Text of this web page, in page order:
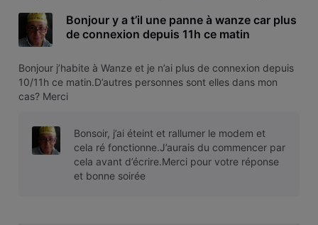
Bonjour y a t’il une panne à wanze car plus
de connexion depuis 11h ce matin
Bonjour j’habite à Wanze et je n’ai plus de connexion depuis
10/11h ce matin.D’autres personnes sont elles dans mon
cas? Merci
Bonsoir, j’ai éteint et rallumer le modem et
cela ré fonctionne.J’aurais du commencer par
cela avant d’écrire.Merci pour votre réponse
et bonne soirée